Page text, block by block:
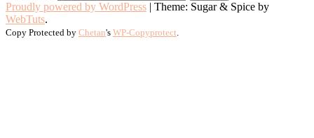
Proudly powered by WordPress | Theme: Sugar & Spice by
WebTuts.
Copy Protected by Chetan's WP-Copyprotect.